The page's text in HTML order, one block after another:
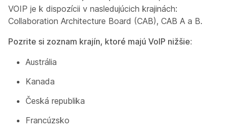
VOIP je k dispozícii v nasledujúcich krajinách:
Collaboration Architecture Board (CAB), CAB A a B.
Pozrite si zoznam krajín, ktoré majú VoIP nižšie:
Austrália
Kanada
Česká republika
Francúzsko